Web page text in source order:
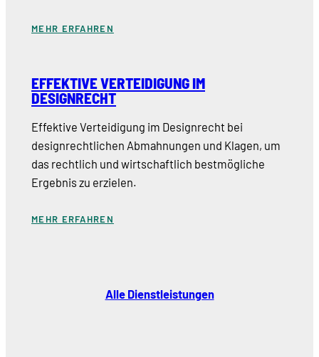
MEHR ERFAHREN
EFFEKTIVE VERTEIDIGUNG IM
DESIGNRECHT
Effektive Verteidigung im Designrecht bei
designrechtlichen Abmahnungen und Klagen, um
das rechtlich und wirtschaftlich bestmögliche
Ergebnis zu erzielen.
MEHR ERFAHREN
Alle Dienstleistungen